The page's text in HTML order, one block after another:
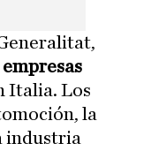
empresas
Italia. Los
la
industria